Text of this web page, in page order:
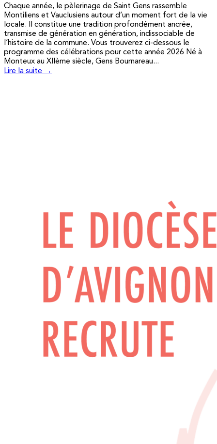
Chaque année, le pèlerinage de Saint Gens rassemble
Montiliens et Vauclusiens autour d’un moment fort de la vie
locale. Il constitue une tradition profondément ancrée,
transmise de génération en génération, indissociable de
l’histoire de la commune. Vous trouverez ci-dessous le
programme des célébrations pour cette année 2026 Né à
Monteux au XIIème siècle, Gens Bournareau...
Lire la suite →